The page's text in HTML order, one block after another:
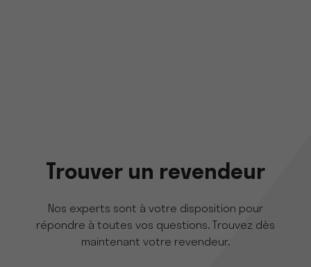
Trouver un revendeur
Nos experts sont à votre disposition pour
répondre à toutes vos questions. Trouvez dès
maintenant votre revendeur.